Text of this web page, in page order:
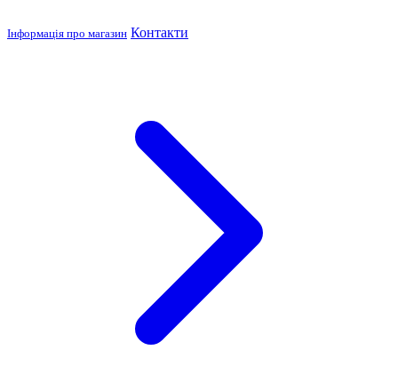
Інформація про магазин Контакти